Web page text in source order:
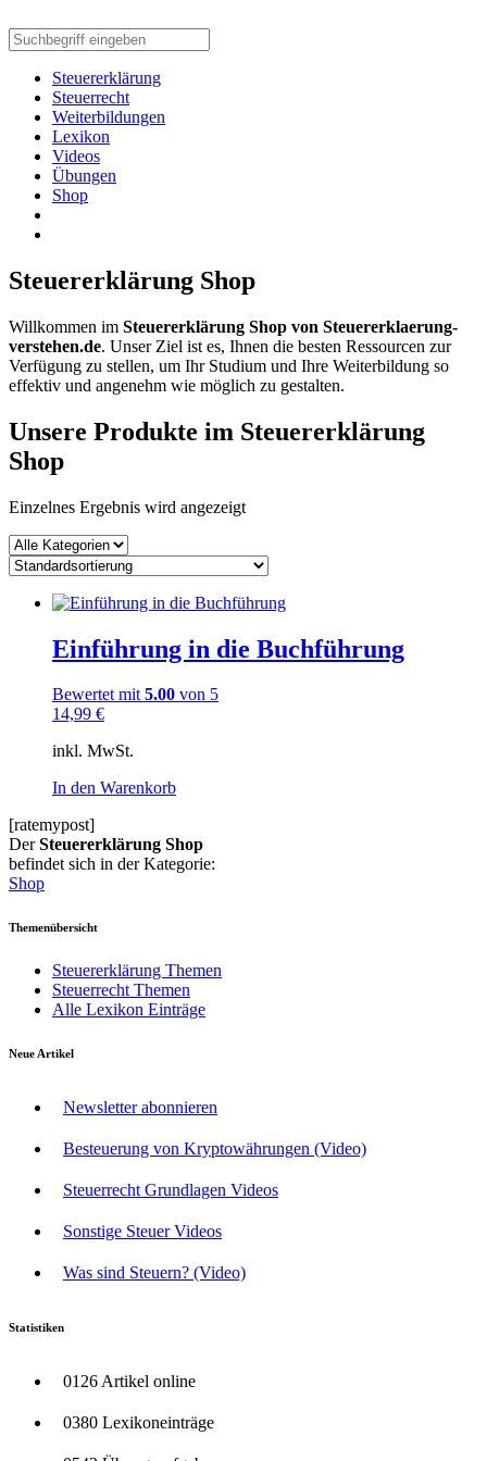
Steuererklärung
Steuerrecht
Weiterbildungen
Lexikon
Videos
Übungen
Shop
Steuererklärung Shop
Willkommen im Steuererklärung Shop von Steuererklaerung-
verstehen.de. Unser Ziel ist es, Ihnen die besten Ressourcen zur
Verfügung zu stellen, um Ihr Studium und Ihre Weiterbildung so
effektiv und angenehm wie möglich zu gestalten.
Unsere Produkte im Steuererklärung
Shop
Einzelnes Ergebnis wird angezeigt
Einführung in die Buchführung
Bewertet mit5.00 von 5
14,99 €
inkl. MwSt.
In den Warenkorb
[ratemypost]
DerSteuererklärung Shop
befindet sich in der Kategorie:
Shop
Themenübersicht
Steuererklärung Themen
Steuerrecht Themen
Alle Lexikon Einträge
Neue Artikel
Newsletter abonnieren
Besteuerung von Kryptowährungen (Video)
Steuerrecht Grundlagen Videos
Sonstige Steuer Videos
Was sind Steuern? (Video)
Statistiken
0126 Artikel online
0380 Lexikoneinträge